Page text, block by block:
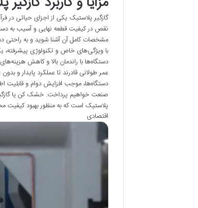
گازگیر پلاستیک یکی از اجزای حیاتی در
نقص در کیفیت قطعه نهایی و آسیب به
با ویژگی‌های خاص و تکنولوژی پیشرفته،
دستگاه‌ها با راندمان بالا و کاهش
عمر طولانی قادرند تا عملکرد پایدار و
دستگاه‌ها، موجب افزایش دوام و قابلیت
صنعت خواهیم پرداخت. خشک کن یا گازگیر
پلاستیک است که به منظور بهبود کیفیت
اقتصادی